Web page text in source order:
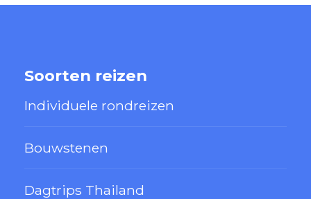
Soorten reizen
Individuele rondreizen
Bouwstenen
Dagtrips Thailand